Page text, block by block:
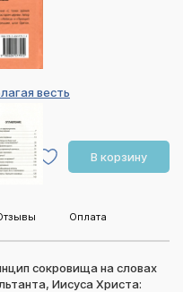
весть
В корзину
Оплата
сокровища на словах
Иисуса Христа: